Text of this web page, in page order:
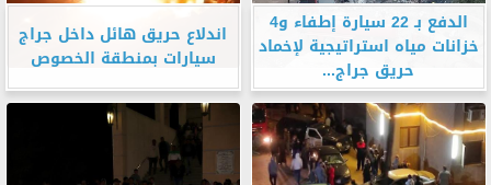
الدفع بـ 22 سيارة إطفاء و4
خزانات مياه استراتيجية لإخماد
حريق جراج...
اندلاع حريق هائل داخل جراج
سيارات بمنطقة الخصوص